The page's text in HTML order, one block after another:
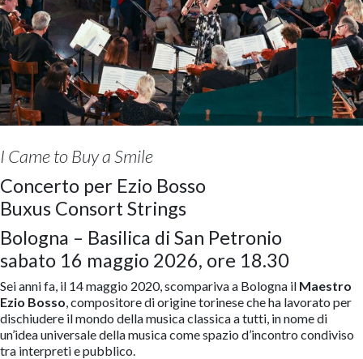
I Came to Buy a Smile
Concerto per Ezio Bosso
Buxus Consort Strings
Bologna – Basilica di San Petronio
sabato 16 maggio 2026, ore 18.30
Sei anni fa, il 14 maggio 2020, scompariva a Bologna il Maestro
Ezio Bosso, compositore di origine torinese che ha lavorato per
dischiudere il mondo della musica classica a tutti, in nome di
un’idea universale della musica come spazio d’incontro condiviso
tra interpreti e pubblico.